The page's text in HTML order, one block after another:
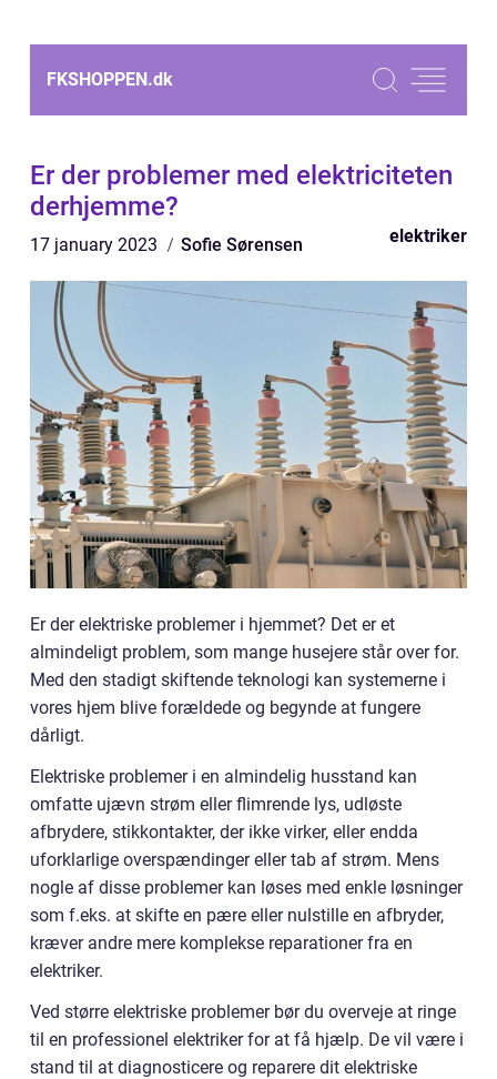
FKSHOPPEN.dk
Er der problemer med elektriciteten
derhjemme?
17 january 2023 Sofie Sørensen elektriker
Er der elektriske problemer i hjemmet? Det er et
almindeligt problem, som mange husejere står over for.
Med den stadigt skiftende teknologi kan systemerne i
vores hjem blive forældede og begynde at fungere
dårligt.
Elektriske problemer i en almindelig husstand kan
omfatte ujævn strøm eller flimrende lys, udløste
afbrydere, stikkontakter, der ikke virker, eller endda
uforklarlige overspændinger eller tab af strøm. Mens
nogle af disse problemer kan løses med enkle løsninger
som f.eks. at skifte en pære eller nulstille en afbryder,
kræver andre mere komplekse reparationer fra en
elektriker.
Ved større elektriske problemer bør du overveje at ringe
til en professionel elektriker for at få hjælp. De vil være i
stand til at diagnosticere og reparere dit elektriske